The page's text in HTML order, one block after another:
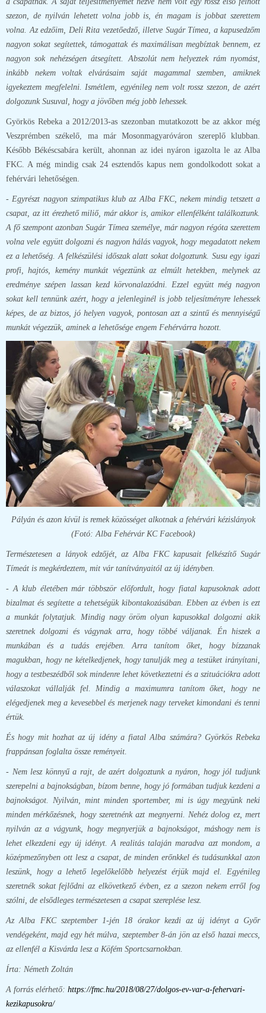
szezon, de nyilván lehetett volna jobb is, én magam is jobbat szerettem
volna. Az edzőim, Deli Rita vezetőedző, illetve Sugár Tímea, a kapusedzőm
nagyon sokat segítettek, támogattak és maximálisan megbíztak bennem, ez
nagyon sok nehézségen átsegített. Abszolút nem helyeztek rám nyomást,
inkább nekem voltak elvárásaim saját magammal szemben, amiknek
igyekeztem megfelelni. Ismétlem, egyénileg nem volt rossz szezon, de azért
dolgozunk Susuval, hogy a jövőben még jobb lehessek.
Györkös Rebeka a 2012/2013-as szezonban mutatkozott be az akkor még
Veszprémben székelő, ma már Mosonmagyaróváron szereplő klubban.
Később Békéscsabára került, ahonnan az idei nyáron igazolta le az Alba
FKC. A még mindig csak 24 esztendős kapus nem gondolkodott sokat a
fehérvári lehetőségen.
- Egyrészt nagyon szimpatikus klub az Alba FKC, nekem mindig tetszett a
csapat, az itt érezhető miliő, már akkor is, amikor ellenfélként találkoztunk.
A fő szempont azonban Sugár Tímea személye, már nagyon régóta szerettem
volna vele együtt dolgozni és nagyon hálás vagyok, hogy megadatott nekem
ez a lehetőség. A felkészülési időszak alatt sokat dolgoztunk. Susu egy igazi
profi, hajtós, kemény munkát végeztünk az elmúlt hetekben, melynek az
eredménye szépen lassan kezd körvonalazódni. Ezzel együtt még nagyon
sokat kell tennünk azért, hogy a jelenleginél is jobb teljesítményre lehessek
képes, de az biztos, jó helyen vagyok, pontosan azt a szintű és mennyiségű
munkát végezzük, aminek a lehetősége engem Fehérvárra hozott.
Pályán és azon kívül is remek közösséget alkotnak a fehérvári kézislányok
(Fotó: Alba Fehérvár KC Facebook)
Természetesen a lányok edzőjét, az Alba FKC kapusait felkészítő Sugár
Tímeát is megkérdeztem, mit vár tanítványaitól az új idényben.
- A klub életében már többször előfordult, hogy fiatal kapusoknak adott
bizalmat és segítette a tehetségük kibontakozásában. Ebben az évben is ezt
a munkát folytatjuk. Mindig nagy öröm olyan kapusokkal dolgozni akik
szeretnek dolgozni és vágynak arra, hogy többé váljanak. Én hiszek a
munkában és a tudás erejében. Arra tanítom őket, hogy bízzanak
magukban, hogy ne kételkedjenek, hogy tanulják meg a testüket irányítani,
hogy a testbeszédből sok mindenre lehet következtetni és a szituációkra adott
válaszokat vállalják fel. Mindig a maximumra tanítom őket, hogy ne
elégedjenek meg a kevesebbel és merjenek nagy terveket kimondani és tenni
értük.
És hogy mit hozhat az új idény a fiatal Alba számára? Györkös Rebeka
frappánsan foglalta össze reményeit.
- Nem lesz könnyű a rajt, de azért dolgoztunk a nyáron, hogy jól tudjunk
szerepelni a bajnokságban, bízom benne, hogy jó formában tudjuk kezdeni a
bajnokságot. Nyilván, mint minden sportember, mi is úgy megyünk neki
minden mérkőzésnek, hogy szeretnénk azt megnyerni. Nehéz dolog ez, mert
nyilván az a vágyunk, hogy megnyerjük a bajnokságot, máshogy nem is
lehet elkezdeni egy új idényt. A realitás talaján maradva azt mondom, a
középmezőnyben ott lesz a csapat, de minden erőnkkel és tudásunkkal azon
leszünk, hogy a lehető legelőkelőbb helyezést érjük majd el. Egyénileg
szeretnék sokat fejlődni az elkövetkező évben, ez a szezon nekem erről fog
szólni, de elsődleges természetesen a csapat szereplése lesz.
Az Alba FKC szeptember 1-jén 18 órakor kezdi az új idényt a Győr
vendégeként, majd egy hét múlva, szeptember 8-án jön az első hazai meccs,
az ellenfél a Kisvárda lesz a Köfém Sportcsarnokban.
Írta: Németh Zoltán
A forrás elérhető: https://fmc.hu/2018/08/27/dolgos-ev-var-a-fehervari-
kezikapusokra/